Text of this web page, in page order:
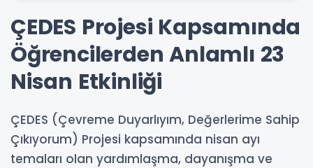
ÇEDES Projesi Kapsamında
Öğrencilerden Anlamlı 23
Nisan Etkinliği
ÇEDES (Çevreme Duyarlıyım, Değerlerime Sahip
Çıkıyorum) Projesi kapsamında nisan ayı
temaları olan yardımlaşma, dayanışma ve